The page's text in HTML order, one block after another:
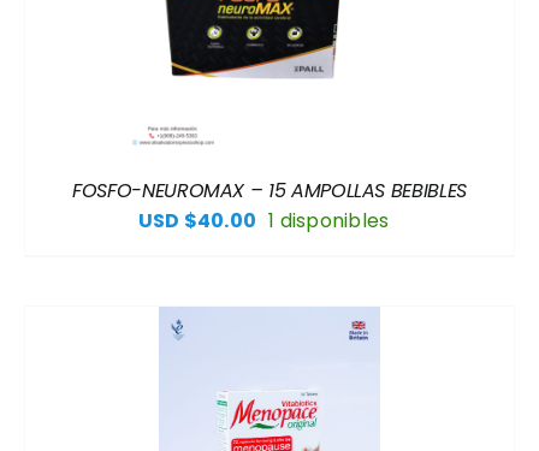
FOSFO-NEUROMAX – 15 AMPOLLAS BEBIBLES
USD $40.00 1 disponibles